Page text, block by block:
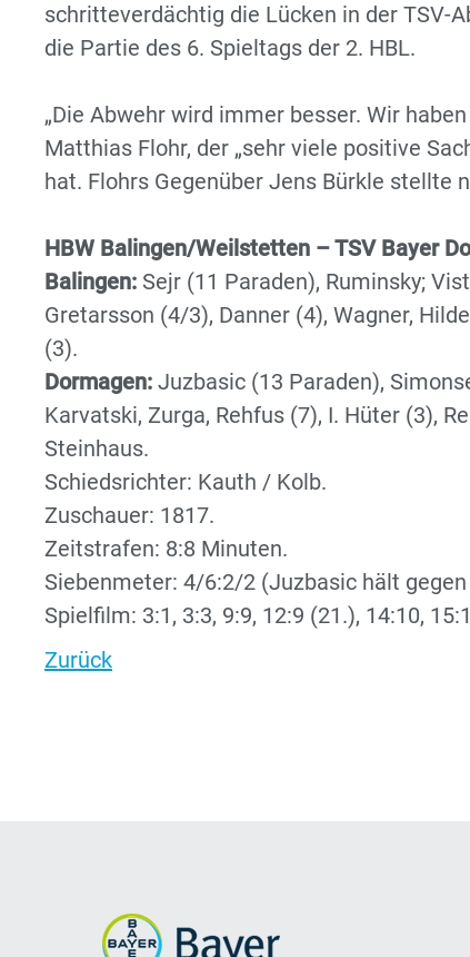
schritteverdächtig die Lücken in der TSV-
die Partie des 6. Spieltags der 2. HBL.
„Die Abwehr wird immer besser. Wir
Matthias Flohr, der „sehr viele positive
hat. Flohrs Gegenüber Jens Bürkle stellte
HBW Balingen/Weilstetten – TSV Bayer
Balingen: Sejr (11 Paraden), Ruminsky;
Gretarsson (4/3), Danner (4), Wagner,
(3).
Dormagen: Juzbasic (13 Paraden),
Karvatski, Zurga, Rehfus (7), I. Hüter (3),
Steinhaus.
Schiedsrichter: Kauth / Kolb.
Zuschauer: 1817.
Zeitstrafen: 8:8 Minuten.
Siebenmeter: 4/6:2/2 (Juzbasic hält
Spielfilm: 3:1, 3:3, 9:9, 12:9 (21.), 14:10,
Zurück